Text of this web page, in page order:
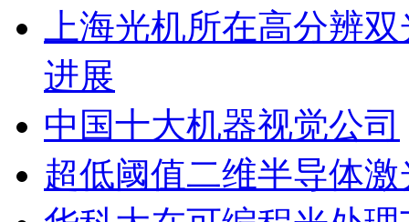
上海光机所在高分辨
进展
中国十大机器视觉公司
超低阈值二维半导体